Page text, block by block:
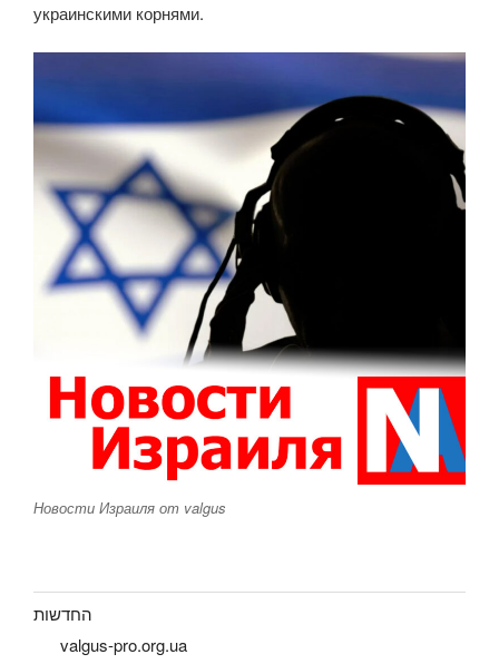
украинскими корнями.
Новости Израиля от valgus
החדשות
valgus-pro.org.ua